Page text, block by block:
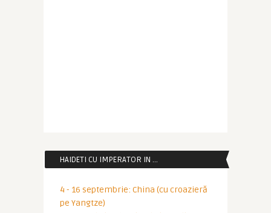
HAIDETI CU IMPERATOR IN …
4 - 16 septembrie: China (cu croazieră
pe Yangtze)